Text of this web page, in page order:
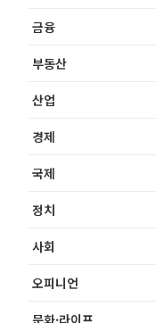
금융
부동산
산업
경제
국제
정치
사회
오피니언
문화·라이프